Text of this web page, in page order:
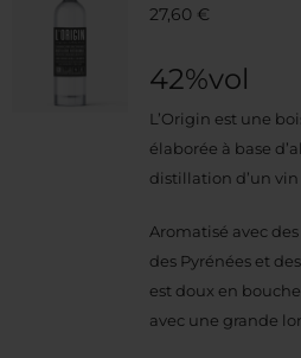
27,60 €
42%vol
L’Origin est une
élaborée à base
distillation d’un
Aromatisé avec
des Pyrénées et
est doux en
avec une grande